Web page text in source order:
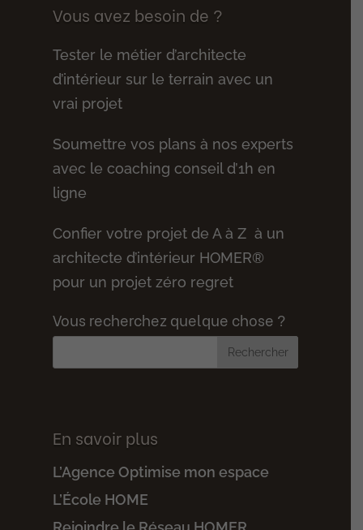
Vous avez besoin de ?
Tester le métier d’architecte
d’intérieur sur le terrain avec un
vrai projet
Soumettre vos plans à nos experts
avec le coaching conseil d’1h en
ligne
Confier votre projet de A à Z à un
architecte d’intérieur HOMER®
pour un projet zéro regret
Vous recherchez quelque chose ?
En savoir plus
L’Agence Optimise mon espace
L’École HOME